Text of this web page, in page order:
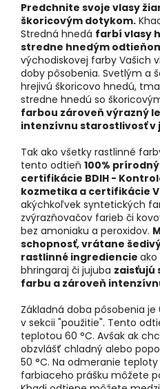
Predchnite svoje vlasy
škoricovým dotykom.
Stredná hnedá farbí vlasy
stredne hnedým
východiskovej farby Vašich
doby pôsobenia. Svetlým a
hrejivú škoricovo hnedú,
stredne hnedú so
farbou zároveň výrazný
intenzívnu starostlivosť
Tak ako všetky rastlinné
tento odtieň 100%
certifikácie BDIH -
kozmetika a certifikácie
akýchkoľvek syntetických
zvýrazňovačov farieb či
bez amoniaku a peroxidov.
schopnosť, vrátane
rastlinné ingrediencie ako
bhringaraj či jujuba zaisťujú
farbu a zároveň
Základná doba pôsobenia
v sekcii "použitie". Tento
teplotou 60 °C. Avšak ak
obzvlášť chladný alebo
50 °C. Na odmeranie
farbiaceho prášku môžete